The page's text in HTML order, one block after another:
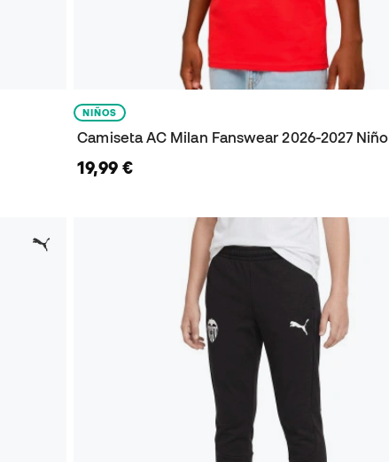
NIÑOS
Camiseta AC Milan Fanswear 2026-2027 Niño
19,99 €